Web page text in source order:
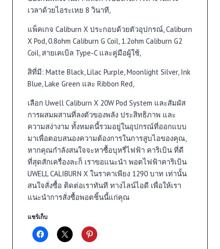
เวลาด้วยไอระเหย 8 วินาที,
แพ็คเกจ Caliburn X ประกอบด้วยตัวอุปกรณ์, Caliburn
X Pod, 0.8ohm Caliburn G Coil, 1.2ohm Caliburn G2
Coil, สายเคเบิล Type-C และคู่มือผู้ใช้,
สิที่มี: Matte Black, Lilac Purple, Moonlight Silver, Ink
Blue, Lake Green และ Ribbon Red,
เลือก Uwell Caliburn X 20W Pod System และสัมผัส
การผสมผสานที่ลงตัวของพลัง ประสิทธิภาพ และ
ความสง่างาม ทั้งหมดนี้รวมอยู่ในอุปกรณ์ที่ออกแบบ
มาเพื่อตอบสนองความต้องการในการสูบไอของคุณ,
หากคุณกำลังสนใจจะหาซื้อบุหรี่ไฟฟ้า คาริเบิน ที่ดี
ที่สุดสักเครื่องละก็ เราขอแนะนำ พอตไฟฟ้าคาริเบิน
UWELL CALIBURN X ในราคาเพียง 1290 บาท เท่านั้น
สนใจสั่งซื้อ ติดต่อเราทันที ทางไลน์ไอดี เพื่อให้เรา
แนะนำการสั่งซื้อพอตชิ้นนี้แก่คุณ
แชร์เก็บ